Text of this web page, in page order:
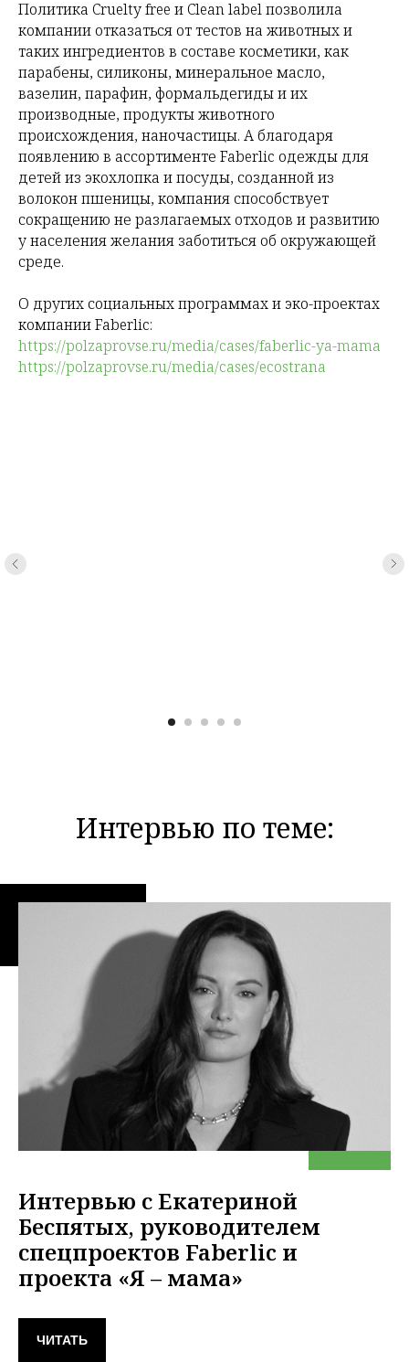
Политика Cruelty free и Clean label позволила
компании отказаться от тестов на животных и
таких ингредиентов в составе косметики, как
парабены, силиконы, минеральное масло,
вазелин, парафин, формальдегиды и их
производные, продукты животного
происхождения, наночастицы. А благодаря
появлению в ассортименте Faberlic одежды для
детей из экохлопка и посуды, созданной из
волокон пшеницы, компания способствует
сокращению не разлагаемых отходов и развитию
у населения желания заботиться об окружающей
среде.
О других социальных программах и эко-проектах
компании Faberlic:
https://polzaprovse.ru/media/cases/faberlic-ya-mama
https://polzaprovse.ru/media/cases/ecostrana
Интервью по теме:
Интервью с Екатериной
Беспятых, руководителем
спецпроектов Faberlic и
проекта «Я – мама»
ЧИТАТЬ